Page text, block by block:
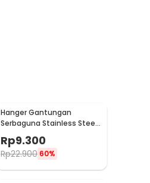
Hanger Gantungan
Serbaguna Stainless Steel
10 PCS - M127105
Rp9.300
Rp22.900 60%